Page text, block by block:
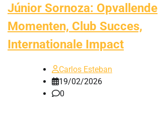
Júnior Sornoza: Opvallende
Momenten, Club Succes,
Internationale Impact
Carlos Esteban
19/02/2026
0